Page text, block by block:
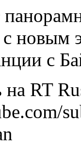
с
с
на RT